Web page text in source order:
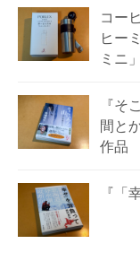
コー
ヒー
ミニ」
『そ
間と
作品
『「